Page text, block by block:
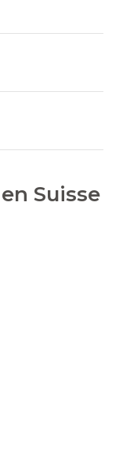
Suisse